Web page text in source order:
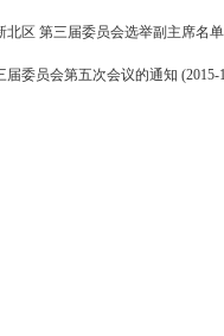
区 第三届委员会选举副主席名单
届委员会第五次会议的通知 (2015-